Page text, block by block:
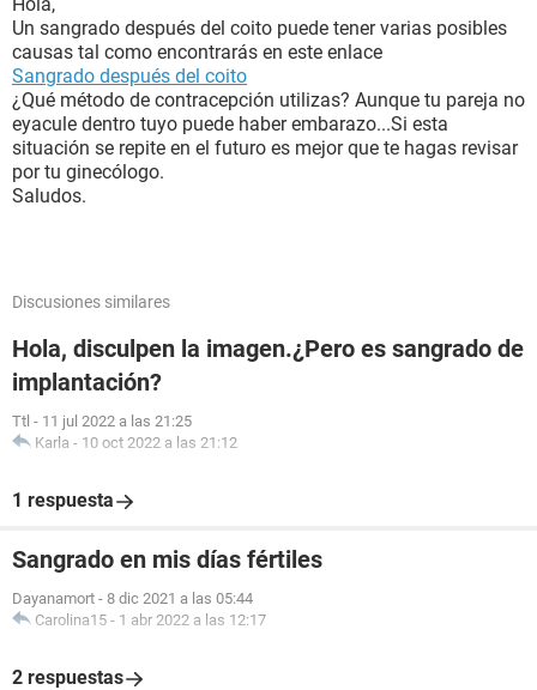
Un sangrado después del coito puede tener varias posibles
causas tal como encontrarás en este enlace
Sangrado después del coito
¿Qué método de contracepción utilizas? Aunque tu pareja no
eyacule dentro tuyo puede haber embarazo...Si esta
situación se repite en el futuro es mejor que te hagas revisar
por tu ginecólogo.
Saludos.
Discusiones similares
Hola, disculpen la imagen.¿Pero es sangrado de
implantación?
Ttl - 11 jul 2022 a las 21:25
Karla - 10 oct 2022 a las 21:12
1 respuesta
Sangrado en mis días fértiles
Dayanamort - 8 dic 2021 a las 05:44
Carolina15 - 1 abr 2022 a las 12:17
2 respuestas